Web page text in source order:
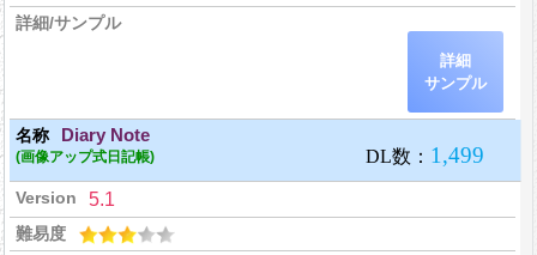
詳細
サンプル
Diary Note
(画像アップ式日記帳)
5.1